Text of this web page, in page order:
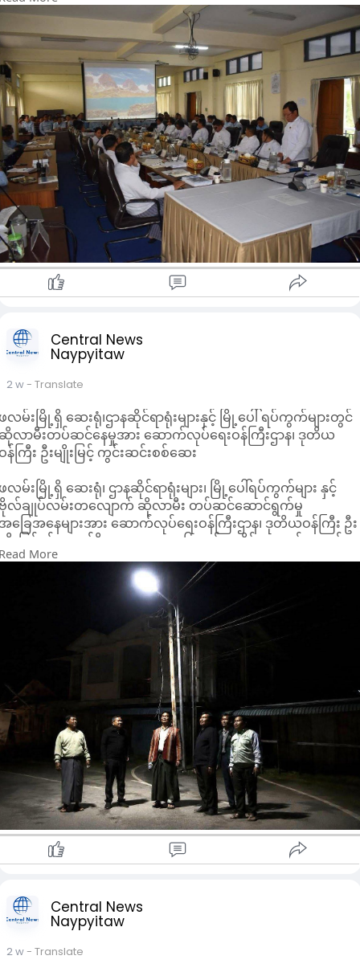
ျှပ်စစ်ဓာတ်အားဖြန့်ဖြူးရေးဆိုင်ရာ အဓိကလုပ် ငန်းစဉ်များ၊
န်ထမ်းရေးရာ ကိစ္စများ၊ ရပ်/ ပျက်/ နှေး မီတာကိစ္စများ ၊ မီတာ
သစ်တပ်ဆင်ခြင်းနှင့် ထရန်စဖော်မာလျှောက်ထားမှုဆိုင်ရာများ၊
ာတ်အားခကြွေးကျန်များ စနစ်တကျကောက်ခံရေးဆိုင်ရာများ၊
ာတ်အားပျောက်ဆုံးမှု(Losses)နည်းပါးစေရေးတို့ကို ရှင်းလင်း
င်ပြဆွေးနွေးခဲ့ကြကြောင်း သိရသည်။
Central News
Naypyitaw
2 w- Translate
လမ်းမြို့ရှိ ဆေးရုံ၊ဌာနဆိုင်ရာရုံးများနှင့် မြို့ပေါ် ရပ်ကွက်များတွင်
လာမီးတပ်ဆင်နေမှုအား ဆောက်လုပ်ရေးဝန်ကြီးဌာန၊ ဒုတိယ
န်ကြီး ဦးမျိုးမြင့် ကွင်းဆင်းစစ်ဆေး
လမ်းမြို့ရှိ ဆေးရုံ၊ ဌာနဆိုင်ရာရုံးများ၊ မြို့ပေါ်ရပ်ကွက်များ နှင့်
လ်ချုပ်လမ်းတလျောက် ဆိုလာမီး တပ်ဆင်ဆောင်ရွက်မှု
ခြေအနေများအား ဆောက်လုပ်ရေးဝန်ကြီးဌာန၊ ဒုတိယဝန်ကြီး ဦး
ျိုးမြင့်နှင့် တာဝန်ရှိသူများက ၂၀၂၆ ခုနှစ် ဇူလိုင် ၂၀ ရက်က ကွင်း
င်းကြည့်ရှုစစ်ဆေးခဲ့ကြောင်း သိရသည်။
တိယဝန်ကြီးနှင့် အဖွဲ့သည် ခရိုင်အထွေထွေအုပ်ချုပ်ရေးဦးစီးဌာန
းသို့ သွားရောက်ခဲ့ရာ (6 KW) ဆိုလာမီး (၁)စုံ တပ်ဆင်ဆောင်ရွက်
အခြေအနေများကို တာဝန်ရှိသူများမှ ရှင်းလင်းတင်ပြကြခဲ့ကြ
တိယဝန်ကြီးမှ ဆိုလာပြားများအား သန့်ရှင်းမှုရှိစေရန်၊ သစ်ကိုင်း
ျား၊ အဆောက်အဦများကြောင့် ဆိုလား ပြားပေါ် နေရောင်ပိတ်ဆို့မှု
ဖြစ်စေရန်၊ Battery, Controller, Timer, Connector နှင့် ဝါယာ
ြိုးတို့အား ပုံမှန်စစ်ဆေးကြရန်၊ မိုးရာသီတွင် ရေစိမ့်ဝင်နိုင်သည့်
စိတ်အပိုင်းများကို အထူးဂရုပြုစစ်ဆေးကြရန်၊ ရုံးလုပ်ငန်းများ
ချိန်နှင့် တပြေးညီ ဆောင်ရွက်နိုင်ရန်၊ ရေရှည်အသုံးပြုနိုင်ရန်
တွက် စနစ်တကျ ထိန်းသိမ်းကြရန် မှာကြားခဲ့သည်။
လမ်းမြို့ ယာယီပြည်သူ့ဆေးရုံတွင် (12 KW) ဆိုလာမီး(၁)စုံ၊
ြို့နယ်အထွေထွေအုပ်ချုပ်ရေး ဦးစီးဌာနရုံးတွင် (6 KW ) ဆိုလာမီး
၁)စုံ၊ ခရိုင်မြန်မာ့စီးပွားရေးဘဏ်ရုံးတွင် (6 KW) ဆိုလာမီး (၁)စုံ၊
ြို့နယ် ပညာရေးမှူးရုံးတွင် (6 KW) ဆိုလာမီး(၁)စုံတို့အား
ျင်းပြည်နယ်အစိုးရအဖွဲ့ အစီအစဉ်ဖြင့် တပ်ဆင်ရန် ဆောင်ရွက်
ျက်ရှိသည်။
ျားနှင့် ဗိုလ်ချုပ်လမ်းတလျောက် ဆိုလာလမ်းမီးတိုင် တပ်ဆင်
ောင်ရွက်နေမှုများကို လှည့်လည်ကြည့်ရှုကြရာ ဖလမ်းမြို့၊ ဘာသာ
ေး ခေါင်းဆောင်များ၊ မြို့မိမြို့ဖများမှ ပံ့ပိုးကူညီသော (300 W)
လာလမ်းမီးများကို ဒေသခံပြည်သူများနှင့် လျှပ်စစ်အင်ဂျင်နီယာ
More
Central News
Naypyitaw
2 w- Translate